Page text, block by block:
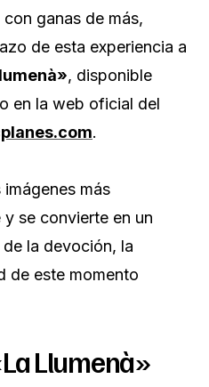
ganas de más,
de esta experiencia a
, disponible
en la web oficial del
.
más
se convierte en un
la devoción, la
de este momento
Llumenà»